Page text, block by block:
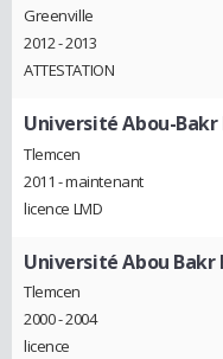
Greenville
2012 - 2013
ATTESTATION
Université Abou-Bakr
Tlemcen
2011 - maintenant
licence LMD
Université Abou
Tlemcen
2000 - 2004
licence